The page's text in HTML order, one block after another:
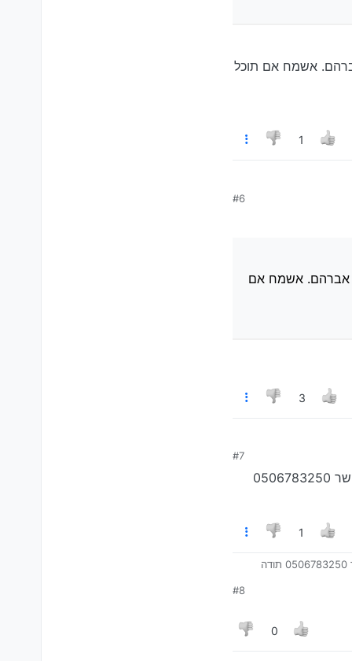
אשמח אם תוכל
1
#6
אברהם. אשמח אם
3
#7
אני מרמה ד’ ומעוניין במטען מצברים ליום כדי להטעין את המצבר, אודה לך מאד אם תיצור איתי קשר 0506783250
1
#8
0